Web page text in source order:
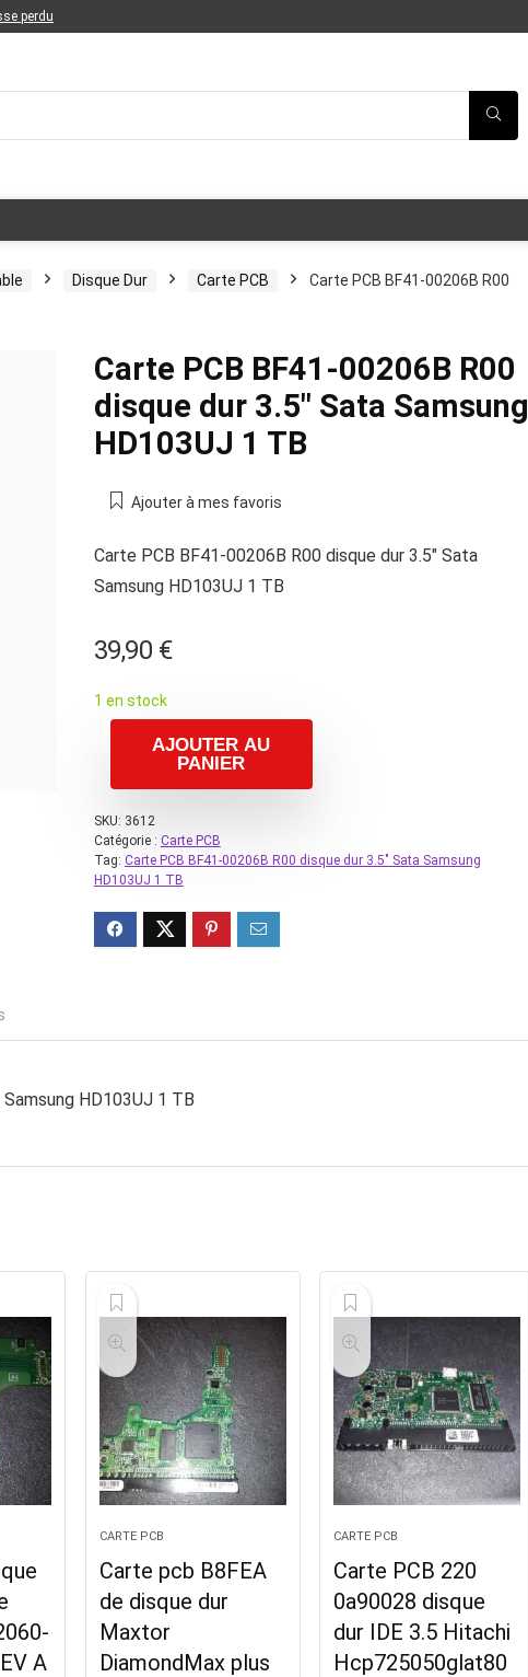
perdu
Disque Dur Carte PCB
Carte PCB BF41-00206B R00
Carte PCB BF41-00206B R00
disque dur 3.5″ Sata Samsung
HD103UJ 1 TB
Ajouter à mes favoris
Carte PCB BF41-00206B R00 disque dur 3.5″ Sata
Samsung HD103UJ 1 TB
39,90 €
1 en stock
AJOUTER AU
PANIER
SKU: 3612
Catégorie : Carte PCB
Tag: Carte PCB BF41-00206B R00 disque dur 3.5″ Sata Samsung
HD103UJ 1 TB
HD103UJ 1 TB
A
CARTE PCB
Carte pcb B8FEA
de disque dur
Maxtor
DiamondMax plus
CARTE PCB
Carte PCB 220
0a90028 disque
dur IDE 3.5 Hitachi
Hcp725050glat80